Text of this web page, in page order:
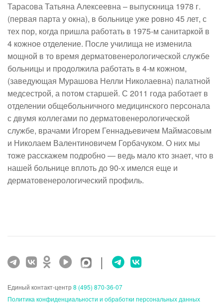
Тарасова Татьяна Алексеевна– выпускница 1978 г.
(первая парта у окна), в больнице уже ровно 45 лет, с
тех пор, когда пришла работать в 1975-м санитаркой в
4 кожное отделение. После училища не изменила
мощной в то время дерматовенерологической службе
больницы и продолжила работать в 4-м кожном,
(заведующая Мурашова Нелли Николаевна) палатной
медсестрой, а потом старшей. С 2011 года работает в
отделении общебольничного медицинского персонала
с двумя коллегами по дерматовенерологической
службе, врачами Игорем Геннадьевичем Маймасовым
и Николаем Валентиновичем Горбачуком. О них мы
тоже расскажем подробно — ведь мало кто знает, что в
нашей больнице вплоть до 90-х имелся еще и
дерматовенерологический профиль.
|
Единый контакт-центр 8 (495) 870-36-07
Политика конфиденциальности и обработки персональных данных